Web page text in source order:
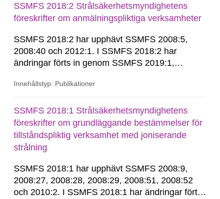
SSMFS 2018:2 Strålsäkerhetsmyndighetens
föreskrifter om anmälningspliktiga verksamheter
SSMFS 2018:2 har upphävt SSMFS 2008:5,
2008:40 och 2012:1. I SSMFS 2018:2 har
ändringar förts in genom SSMFS 2019:1,
Innehållstyp: Publikationer
SSMFS 2018:1 Strålsäkerhetsmyndighetens
föreskrifter om grundläggande bestämmelser för
tillståndspliktig verksamhet med joniserande
strålning
SSMFS 2018:1 har upphävt SSMFS 2008:9,
2008:27, 2008:28, 2008:29, 2008:51, 2008:52
och 2010:2. I SSMFS 2018:1 har ändringar förts